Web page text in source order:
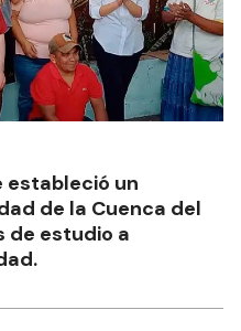
estableció un
de la Cuenca del
de estudio a